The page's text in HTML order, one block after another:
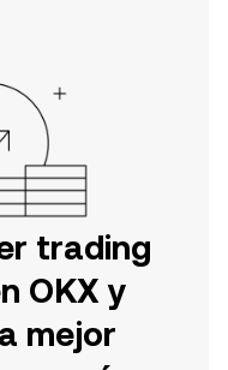
trading
OKX y
mejor